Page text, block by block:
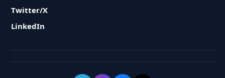
Twitter/X
LinkedIn